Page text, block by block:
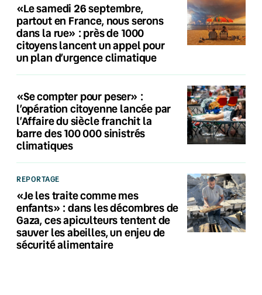
«Le samedi 26 septembre,
partout en France, nous serons
dans la rue» : près de 1000
citoyens lancent un appel pour
un plan d’urgence climatique
«Se compter pour peser» :
l’opération citoyenne lancée par
l’Affaire du siècle franchit la
barre des 100 000 sinistrés
climatiques
REPORTAGE
«Je les traite comme mes
enfants» : dans les décombres de
Gaza, ces apiculteurs tentent de
sauver les abeilles, un enjeu de
sécurité alimentaire